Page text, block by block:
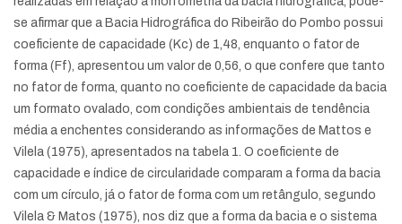
se afirmar que a Bacia Hidrográfica do Ribeirão do Pombo possui
coeficiente de capacidade (Kc) de 1,48, enquanto o fator de
forma (Ff), apresentou um valor de 0,56, o que confere que tanto
no fator de forma, quanto no coeficiente de capacidade da bacia
um formato ovalado, com condições ambientais de tendência
média a enchentes considerando as informações de Mattos e
Vilela (1975), apresentados na tabela 1. O coeficiente de
capacidade e índice de circularidade comparam a forma da bacia
com um círculo, já o fator de forma com um retângulo, segundo
Vilela & Matos (1975), nos diz que a forma da bacia e o sistema